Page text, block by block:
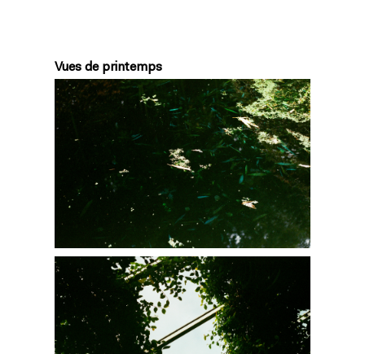
Vues de printemps